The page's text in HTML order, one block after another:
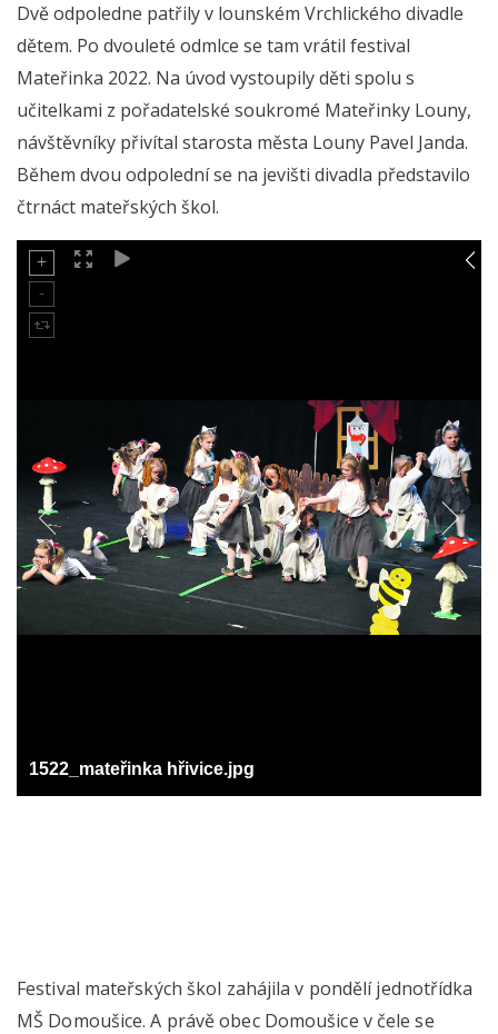
Dvě odpoledne patřily v lounském Vrchlického divadle
dětem. Po dvouleté odmlce se tam vrátil festival
Mateřinka 2022. Na úvod vystoupily děti spolu s
učitelkami z pořadatelské soukromé Mateřinky Louny,
návštěvníky přivítal starosta města Louny Pavel Janda.
Během dvou odpolední se na jevišti divadla představilo
čtrnáct mateřských škol.
1522_mateřinka hřivice.jpg
Festival mateřských škol zahájila v pondělí jednotřídka
MŠ Domoušice. A právě obec Domoušice v čele se